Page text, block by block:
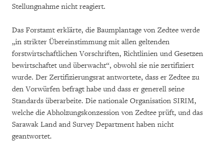
Stellungnahme nicht reagiert.
Das Forstamt erklärte, die Baumplantage von Zedtee werde
„in strikter Übereinstimmung mit allen geltenden
forstwirtschaftlichen Vorschriften, Richtlinien und Gesetzen
bewirtschaftet und überwacht“, obwohl sie nie zertifiziert
wurde. Der Zertifizierungsrat antwortete, dass er Zedtee zu
den Vorwürfen befragt habe und dass er generell seine
Standards überarbeite. Die nationale Organisation SIRIM,
welche die Abholzungskonzession von Zedtee prüft, und das
Sarawak Land and Survey Department haben nicht
geantwortet.